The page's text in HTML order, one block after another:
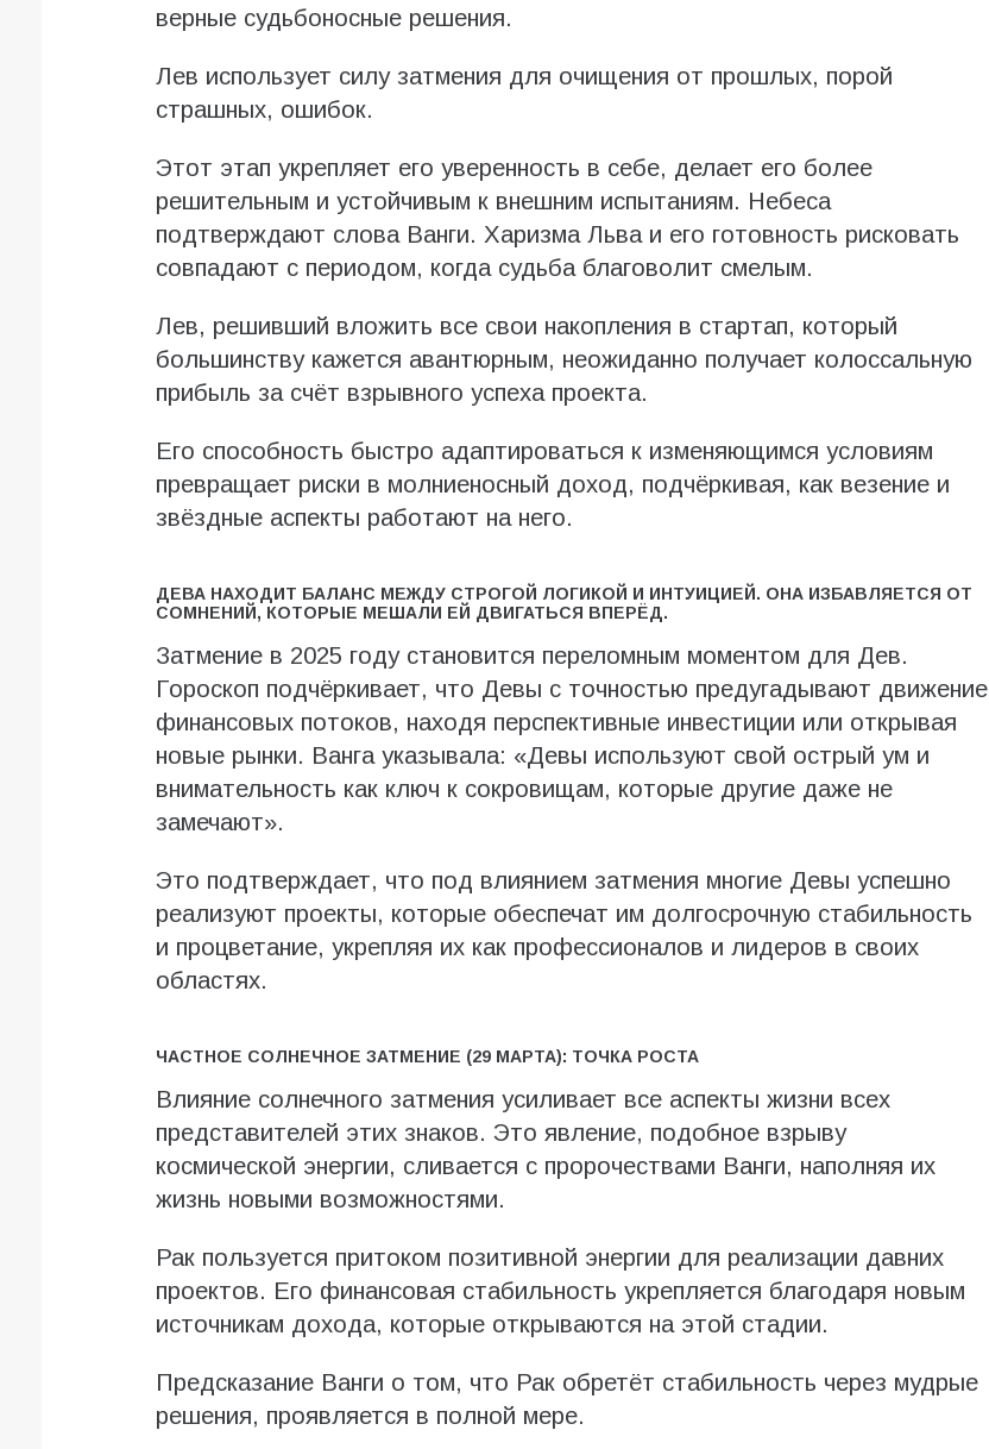
верные судьбоносные решения.
Лев использует силу затмения для очищения от прошлых, порой
страшных, ошибок.
Этот этап укрепляет его уверенность в себе, делает его более
решительным и устойчивым к внешним испытаниям. Небеса
подтверждают слова Ванги. Харизма Льва и его готовность рисковать
совпадают с периодом, когда судьба благоволит смелым.
Лев, решивший вложить все свои накопления в стартап, который
большинству кажется авантюрным, неожиданно получает колоссальную
прибыль за счёт взрывного успеха проекта.
Его способность быстро адаптироваться к изменяющимся условиям
превращает риски в молниеносный доход, подчёркивая, как везение и
звёздные аспекты работают на него.
ДЕВА НАХОДИТ БАЛАНС МЕЖДУ СТРОГОЙ ЛОГИКОЙ И ИНТУИЦИЕЙ. ОНА ИЗБАВЛЯЕТСЯ ОТ
СОМНЕНИЙ, КОТОРЫЕ МЕШАЛИ ЕЙ ДВИГАТЬСЯ ВПЕРЁД.
Затмение в 2025 году становится переломным моментом для Дев.
Гороскоп подчёркивает, что Девы с точностью предугадывают движение
финансовых потоков, находя перспективные инвестиции или открывая
новые рынки. Ванга указывала: «Девы используют свой острый ум и
внимательность как ключ к сокровищам, которые другие даже не
замечают».
Это подтверждает, что под влиянием затмения многие Девы успешно
реализуют проекты, которые обеспечат им долгосрочную стабильность
и процветание, укрепляя их как профессионалов и лидеров в своих
областях.
ЧАСТНОЕ СОЛНЕЧНОЕ ЗАТМЕНИЕ (29 МАРТА): ТОЧКА РОСТА
Влияние солнечного затмения усиливает все аспекты жизни всех
представителей этих знаков. Это явление, подобное взрыву
космической энергии, сливается с пророчествами Ванги, наполняя их
жизнь новыми возможностями.
Рак пользуется притоком позитивной энергии для реализации давних
проектов. Его финансовая стабильность укрепляется благодаря новым
источникам дохода, которые открываются на этой стадии.
Предсказание Ванги о том, что Рак обретёт стабильность через мудрые
решения, проявляется в полной мере.